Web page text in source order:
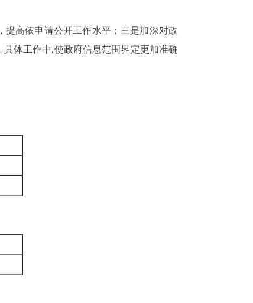
提高依申请公开工作水平；三是加深对政
体工作中,使政府信息范围界定更加准确